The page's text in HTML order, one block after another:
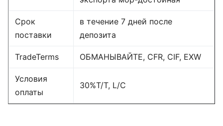
Срок
поставки
в течение 7 дней после
депозита
TradeTerms ОБМАНЫВАЙТЕ, CFR, CIF, EXW
Условия
оплаты
30%T/T, L/C